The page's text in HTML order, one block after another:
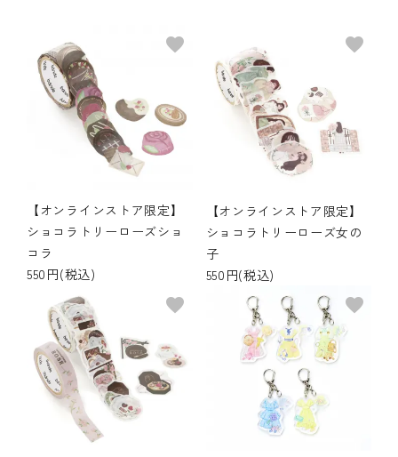
【オンラインストア限定】
ショコラトリーローズショ
コラ
550円(税込)
favorite
【オンラインストア限定】
ショコラトリーローズ女の
子
550円(税込)
favorite
favorite favorite